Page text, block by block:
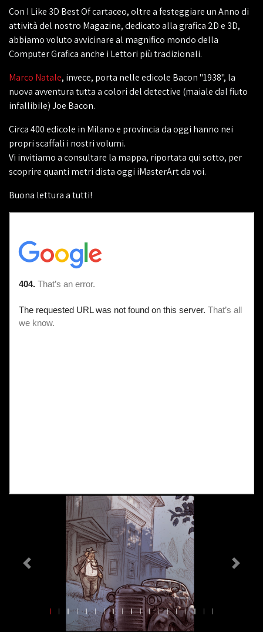
Con I Like 3D Best Of cartaceo, oltre a festeggiare un Anno di
attività del nostro Magazine, dedicato alla grafica 2D e 3D,
abbiamo voluto avvicinare al magnifico mondo della
Computer Grafica anche i Lettori più tradizionali.
Marco Natale, invece, porta nelle edicole Bacon "1938", la
nuova avventura tutta a colori del detective (maiale dal fiuto
infallibile) Joe Bacon.
Circa 400 edicole in Milano e provincia da oggi hanno nei
propri scaffali i nostri volumi.
Vi invitiamo a consultare la mappa, riportata qui sotto, per
scoprire quanti metri dista oggi iMasterArt da voi.
Buona lettura a tutti!